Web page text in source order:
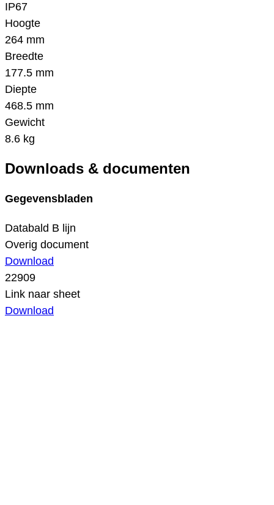
IP67
Hoogte
264 mm
Breedte
177.5 mm
Diepte
468.5 mm
Gewicht
8.6 kg
Downloads & documenten
Gegevensbladen
Databald B lijn
Overig document
Download
22909
Link naar sheet
Download